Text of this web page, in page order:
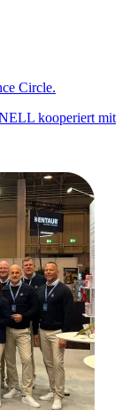
Circle.
kooperiert mit